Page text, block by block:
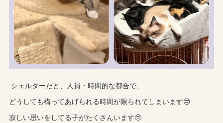
シェルターだと、人員・時間的な都合で、
どうしても構ってあげられる時間が限られてしまいます😢
寂しい思いをしてる子がたくさんいます🥺